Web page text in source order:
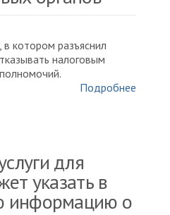
котором разъяснил
налоговым
Подробнее
для
указать в
информацию о